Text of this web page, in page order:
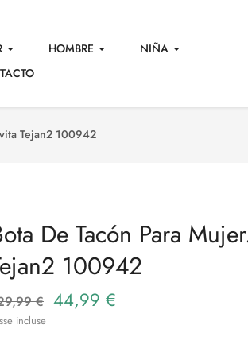
HOMBRE
NIÑA
Tejan2 100942
De Tacón Para
100942
€ 44,99 €
incluse